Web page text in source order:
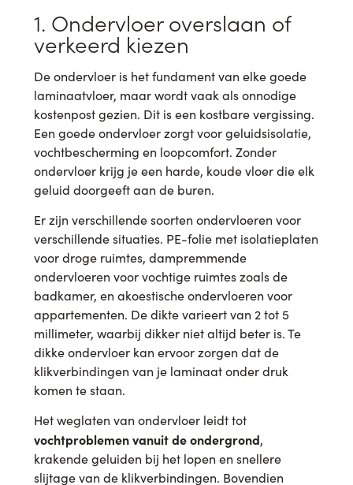
1. Ondervloer overslaan of
verkeerd kiezen
De ondervloer is het fundament van elke goede
laminaatvloer, maar wordt vaak als onnodige
kostenpost gezien. Dit is een kostbare vergissing.
Een goede ondervloer zorgt voor geluidsisolatie,
vochtbescherming en loopcomfort. Zonder
ondervloer krijg je een harde, koude vloer die elk
geluid doorgeeft aan de buren.
Er zijn verschillende soorten ondervloeren voor
verschillende situaties. PE-folie met isolatieplaten
voor droge ruimtes, dampremmende
ondervloeren voor vochtige ruimtes zoals de
badkamer, en akoestische ondervloeren voor
appartementen. De dikte varieert van 2 tot 5
millimeter, waarbij dikker niet altijd beter is. Te
dikke ondervloer kan ervoor zorgen dat de
klikverbindingen van je laminaat onder druk
komen te staan.
Het weglaten van ondervloer leidt tot
vochtproblemen vanuit de ondergrond,
krakende geluiden bij het lopen en snellere
slijtage van de klikverbindingen. Bovendien